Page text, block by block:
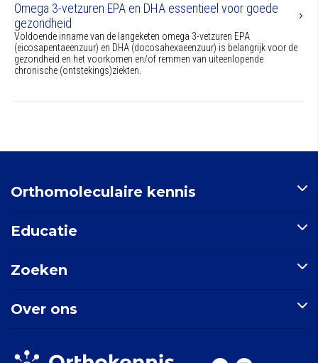
Omega 3-vetzuren EPA en DHA essentieel voor goede
gezondheid
Voldoende inname van de langeketen omega 3-vetzuren EPA
(eicosapentaeenzuur) en DHA (docosahexaeenzuur) is belangrijk voor de
gezondheid en het voorkomen en/of remmen van uiteenlopende
chronische (ontstekings)ziekten.
Orthomoleculaire kennis
Nutriënten-index
Indicatie-index
Nieuws
Educatie
E-learning: Basisprincipes orthomoleculaire geneeskunde
Mondgezondheid
Zoeken
Zoek een indicatie
Zoek een nutriënt
Over ons
Vitals Voedingssupplementen